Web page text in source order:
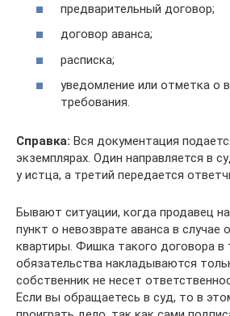
предварительный договор;
договор аванса;
расписка;
уведомление или отметка о
требования.
Справка: Вся документация
экземплярах. Один направляется в
у истца, а третий передается
Бывают ситуации, когда продавец
пункт о невозврате аванса в случае
квартиры. Фишка такого договора в
обязательства накладываются
собственник не несет
Если вы обращаетесь в суд, то в